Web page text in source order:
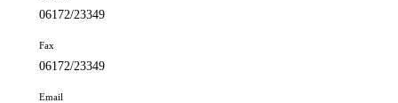
06172/23349
Fax
06172/23349
Email